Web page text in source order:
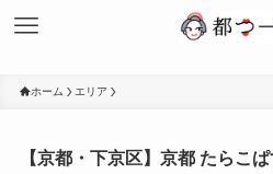
ホーム エリア
【京都・下京区】京都 たらこ